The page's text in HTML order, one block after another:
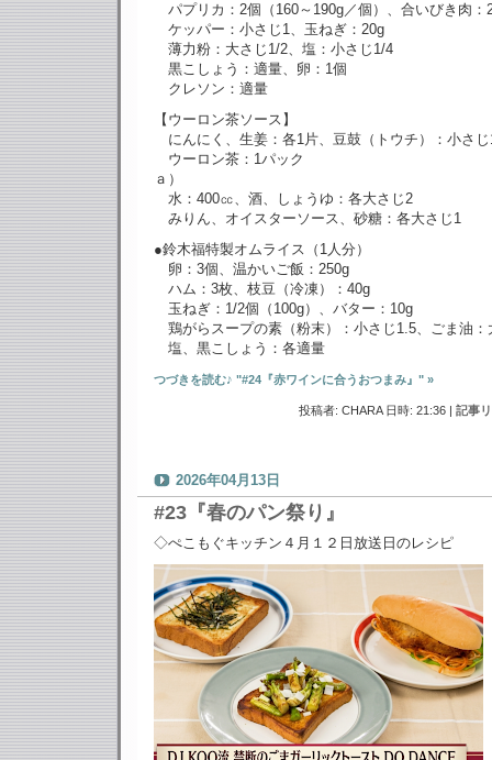
パプリカ：2個（160～190g／個）、合いびき肉：
ケッパー：小さじ1、玉ねぎ：20g
薄力粉：大さじ1/2、塩：小さじ1/4
黒こしょう：適量、卵：1個
クレソン：適量
【ウーロン茶ソース】
にんにく、生姜：各1片、豆鼓（トウチ）：小さじ
ウーロン茶：1パック
ａ）
水：400㏄、酒、しょうゆ：各大さじ2
みりん、オイスターソース、砂糖：各大さじ1
●鈴木福特製オムライス（1人分）
卵：3個、温かいご飯：250g
ハム：3枚、枝豆（冷凍）：40g
玉ねぎ：1/2個（100g）、バター：10g
鶏がらスープの素（粉末）：小さじ1.5、ごま油：
塩、黒こしょう：各適量
つづきを読む♪ "#24『赤ワインに合うおつまみ』" »
投稿者: CHARA 日時: 21:36 | 記事
2026年04月13日
#23『春のパン祭り』
◇ぺこもぐキッチン４月１２日放送日のレシピ